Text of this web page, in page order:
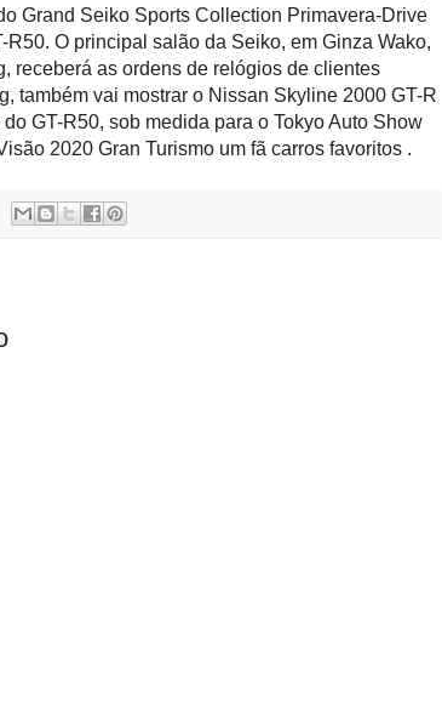
Grand Seiko Sports Collection Primavera-Drive
R50. O principal salão da Seiko, em Ginza Wako,
receberá as ordens de relógios de clientes
também vai mostrar o Nissan Skyline 2000 GT-R
GT-R50, sob medida para o Tokyo Auto Show
2020 Gran Turismo um fã carros favoritos .